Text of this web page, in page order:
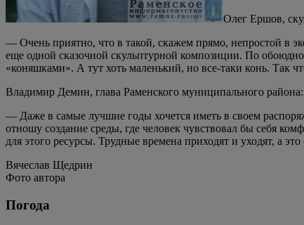
Олег Ершов,
— Очень приятно, что в такой, скажем прямо, непростой в
еще одной сказочной скульптурной композиции. По
«коняшками». А тут хоть маленький, но все-таки конь. Так
Владимир Демин, глава Раменского муниципального района:
— Даже в самые лучшие годы хочется иметь в своем
отношу создание среды, где человек чувствовал бы себя
для этого ресурсы. Трудные времена приходят и уходят, а это
Вячеслав Щедрин
Фото автора
Погода